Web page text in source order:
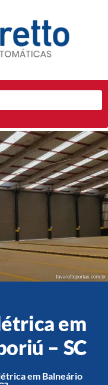
de Enrolar Automática
Para Portas de
em
– SC
em Balneário